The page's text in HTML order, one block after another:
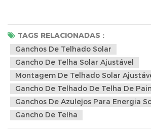
TAGS RELACIONADAS :
Ganchos De Telhado Solar
Gancho De Telha Solar Ajustável
Montagem De Telhado Solar
Gancho De Telhado De Telha De
Ganchos De Azulejos Para Energia
Gancho De Telha